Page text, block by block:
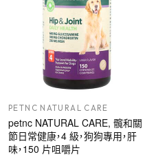
PETNC NATURAL CARE
petnc NATURAL CARE, 髖和關
節日常健康，4 級，狗狗專用，肝
味，150 片咀嚼片